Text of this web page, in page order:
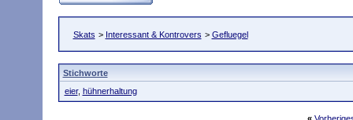
Skats > Interessant & Kontrovers > Gefluegel
Stichworte
eier, hühnerhaltung